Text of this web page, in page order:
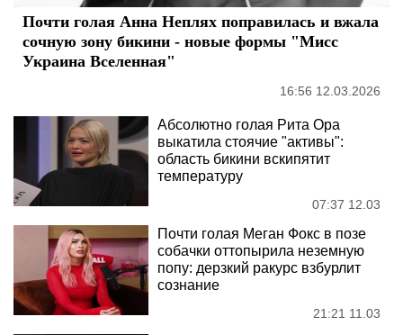
Почти голая Анна Неплях поправилась и вжала
сочную зону бикини - новые формы "Мисс
Украина Вселенная"
16:56 12.03.2026
Абсолютно голая Рита Ора
выкатила стоячие "активы":
область бикини вскипятит
температуру
07:37 12.03
Почти голая Меган Фокс в позе
собачки оттопырила неземную
попу: дерзкий ракурс взбурлит
сознание
21:21 11.03